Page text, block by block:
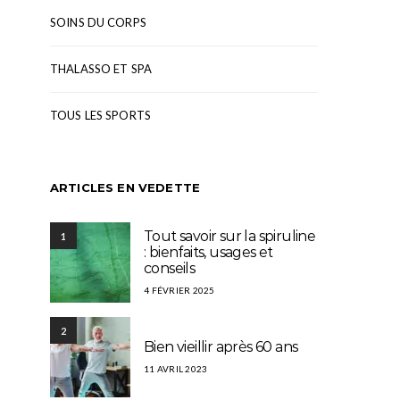
SOINS DU CORPS
THALASSO ET SPA
TOUS LES SPORTS
ARTICLES EN VEDETTE
1
Tout savoir sur la spiruline
: bienfaits, usages et
conseils
4 FÉVRIER 2025
2
Bien vieillir après 60 ans
11 AVRIL 2023